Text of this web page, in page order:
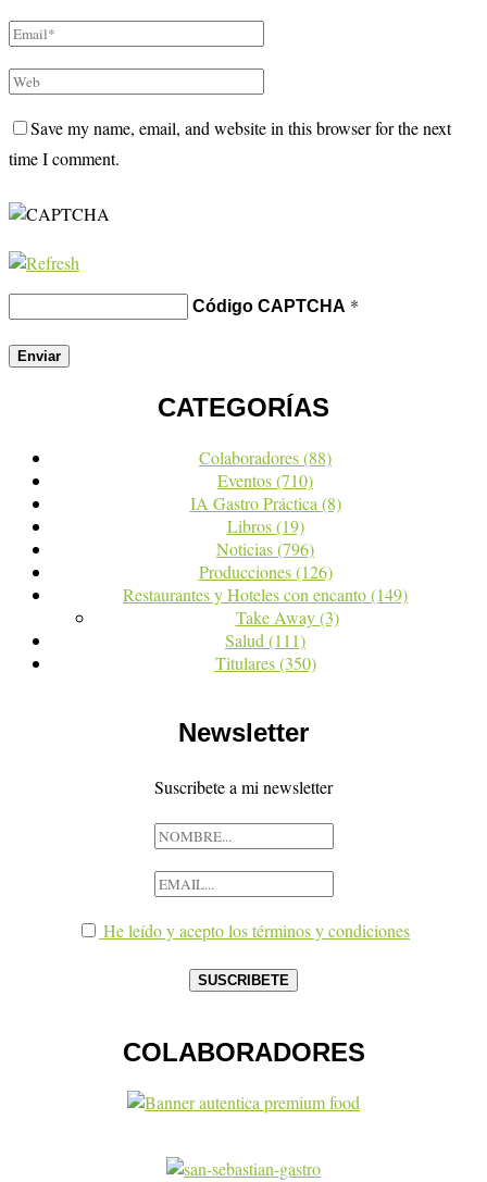
Save my name, email, and website in this browser for the next
time I comment.
Código CAPTCHA *
CATEGORÍAS
Colaboradores(88)
Eventos(710)
IA Gastro Práctica(8)
Libros(19)
Noticias(796)
Producciones(126)
Restaurantes y Hoteles con encanto(149)
Take Away(3)
Salud(111)
Titulares(350)
Newsletter
Suscribete a mi newsletter
He leído y acepto los términos y condiciones
COLABORADORES